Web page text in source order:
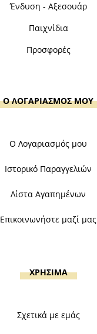
Ένδυση - Αξεσουάρ
Παιχνίδια
Προσφορές
Ο ΛΟΓΑΡΙΑΣΜΟΣ ΜΟΥ
Ο Λογαριασμός μου
Ιστορικό Παραγγελιών
Λίστα Αγαπημένων
Επικοινωνήστε μαζί μας
ΧΡΗΣΙΜΑ
Σχετικά με εμάς